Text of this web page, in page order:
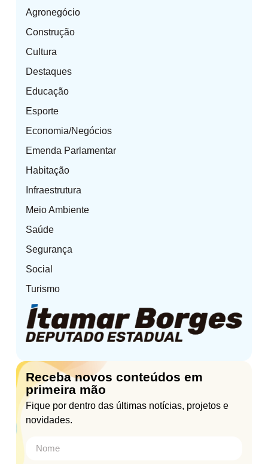
Agronegócio
Construção
Cultura
Destaques
Educação
Esporte
Economia/Negócios
Emenda Parlamentar
Habitação
Infraestrutura
Meio Ambiente
Saúde
Segurança
Social
Turismo
Receba novos conteúdos em
primeira mão
Fique por dentro das últimas notícias, projetos e
novidades.